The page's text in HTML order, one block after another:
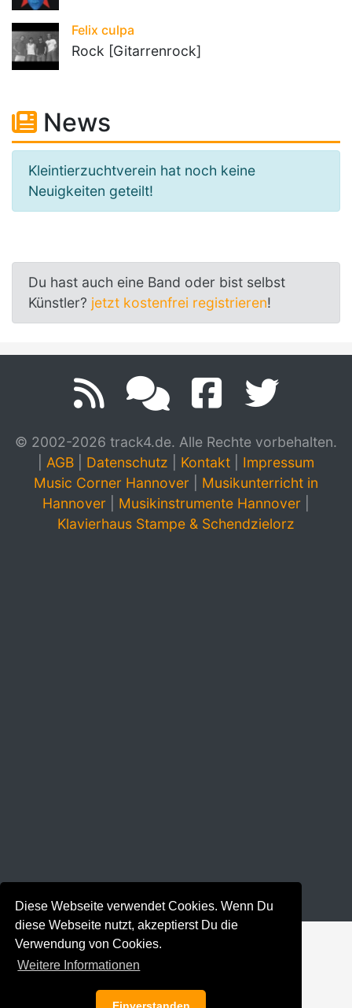
Diese Webseite verwendet Cookies. Wenn Du
diese Webseite nutzt, akzeptierst Du die
Verwendung von Cookies.
Weitere Informationen
Felix culpa
Rock [Gitarrenrock]
News
Kleintierzuchtverein hat noch keine
Neuigkeiten geteilt!
Du hast auch eine Band oder bist selbst
Künstler? jetzt kostenfrei registrieren!
© 2002-2026 track4.de. Alle Rechte vorbehalten.
AGB Datenschutz Kontakt
Impressum
Music Corner Hannover
Musikunterricht in
Hannover
Musikinstrumente Hannover
Klavierhaus Stampe & Schendzielorz